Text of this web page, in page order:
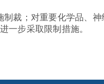
裁；对重要化学品、
一步采取限制措施。